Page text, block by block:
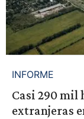
INFORME
Casi 290 mil
extranjeras